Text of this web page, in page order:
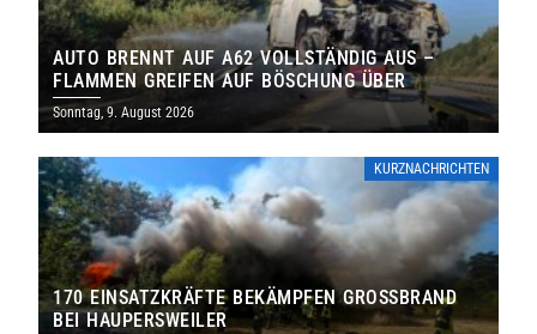
AUTO BRENNT AUF A62 VOLLSTÄNDIG AUS –
FLAMMEN GREIFEN AUF BÖSCHUNG ÜBER
Sonntag, 9. August 2026
KURZNACHRICHTEN
170 EINSATZKRÄFTE BEKÄMPFEN GROSSBRAND B
EI HAUPERSWEILER